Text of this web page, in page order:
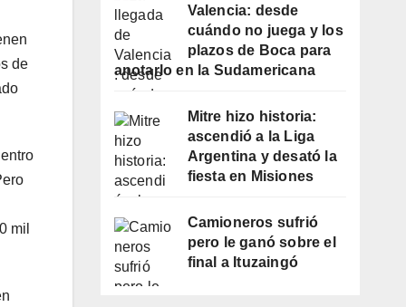
de
mil
Valencia: desde
cuándo no juega y los
plazos de Boca para
anotarlo en la Sudamericana
Mitre hizo historia:
ascendió a la Liga
Argentina y desató la
fiesta en Misiones
Camioneros sufrió
pero le ganó sobre el
final a Ituzaingó